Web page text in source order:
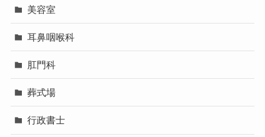
美容室
耳鼻咽喉科
肛門科
葬式場
行政書士